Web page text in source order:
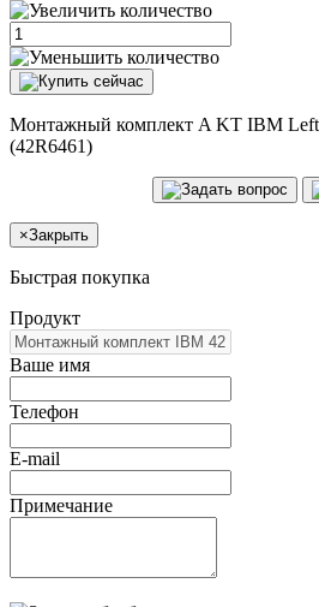
Монтажный комплект A KT IBM Left
(42R6461)
×Закрыть
Быстрая покупка
Продукт
Ваше имя
Телефон
E-mail
Примечание